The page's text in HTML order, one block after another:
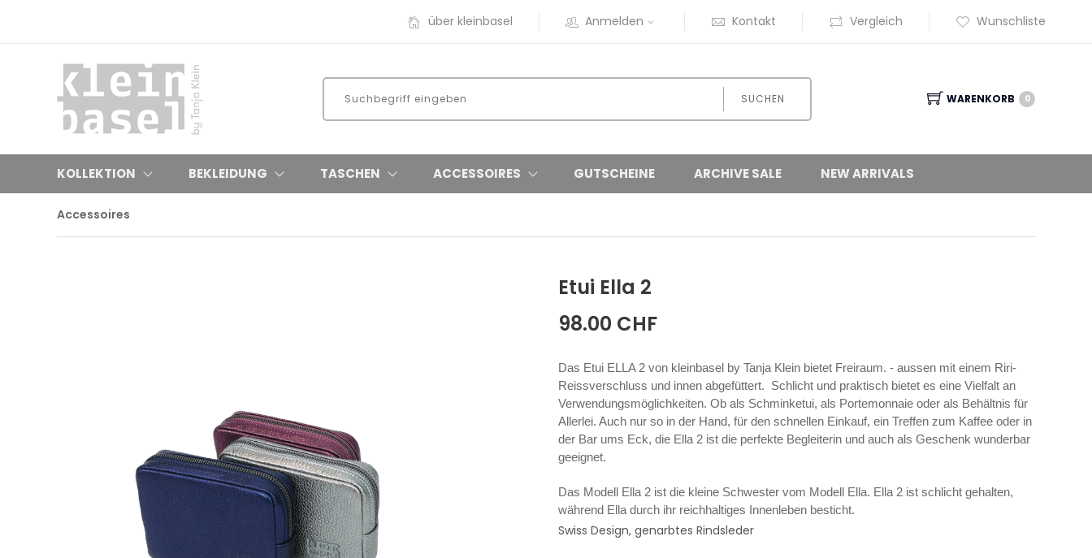
über kleinbasel Anmelden Kontakt Vergleich Wunschliste
SUCHEN WARENKORB 0
KOLLEKTION BEKLEIDUNG TASCHEN ACCESSOIRES GUTSCHEINE ARCHIVE SALE NEW ARRIVALS
Accessoires
Etui Ella 2
98.00 CHF
Das Etui ELLA 2 von kleinbasel by Tanja Klein bietet Freiraum. - aussen mit einem Riri-
Reissverschluss und innen abgefüttert. Schlicht und praktisch bietet es eine Vielfalt an
Verwendungsmöglichkeiten. Ob als Schminketui, als Portemonnaie oder als Behältnis für
Allerlei. Auch nur so in der Hand, für den schnellen Einkauf, ein Treffen zum Kaffee oder in
der Bar ums Eck, die Ella 2 ist die perfekte Begleiterin und auch als Geschenk wunderbar
geeignet.
Das Modell Ella 2 ist die kleine Schwester vom Modell Ella. Ella 2 ist schlicht gehalten,
während Ella durch ihr reichhaltiges Innenleben besticht.
Swiss Design, genarbtes Rindsleder